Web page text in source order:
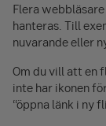
Flera
hanteras. Till
nuvarande eller
Om du vill att en
inte har ikonen
“öppna länk i ny